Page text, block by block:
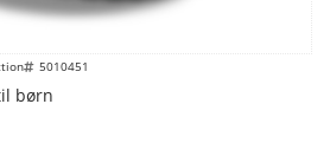
5010451
børn